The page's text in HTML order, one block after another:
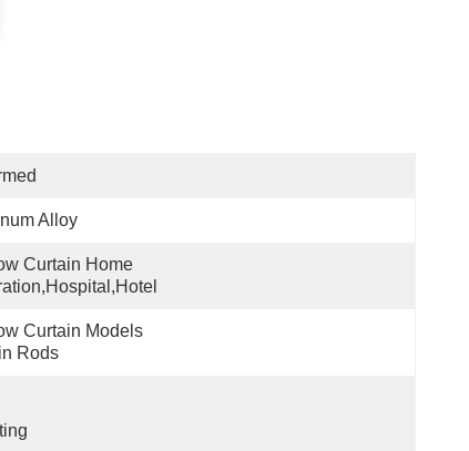
Alloy
Curtain Home
Curtain Models
Rods